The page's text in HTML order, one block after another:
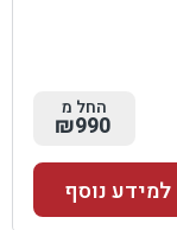
החל מ
₪990
למידע נוסף